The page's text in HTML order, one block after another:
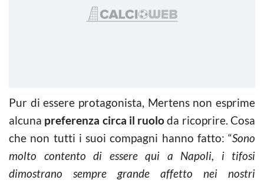
Pur di essere protagonista, Mertens non esprime
alcuna preferenza circa il ruoloda ricoprire. Cosa
che non tutti i suoi compagni hanno fatto: “Sono
molto contento di essere qui a Napoli, i tifosi
dimostrano sempre grande affetto nei nostri